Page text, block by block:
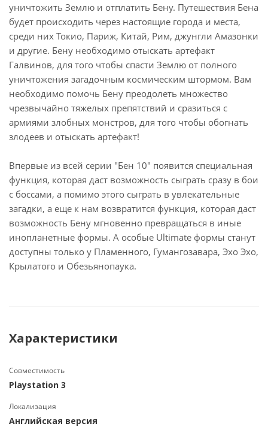
уничтожить Землю и отплатить Бену. Путешествия Бена
будет происходить через настоящие города и места,
среди них Токио, Париж, Китай, Рим, джунгли Амазонки
и другие. Бену необходимо отыскать артефакт
Галвинов, для того чтобы спасти Землю от полного
уничтожения загадочным космическим штормом. Вам
необходимо помочь Бену преодолеть множество
чрезвычайно тяжелых препятствий и сразиться с
армиями злобных монстров, для того чтобы обогнать
злодеев и отыскать артефакт!
Впервые из всей серии "Бен 10" появится специальная
функция, которая даст возможность сыграть сразу в бои
с боссами, а помимо этого сыграть в увлекательные
загадки, а еще к нам возвратится функция, которая даст
возможность Бену мгновенно превращаться в иные
инопланетные формы. А особые Ultimate формы станут
доступны только у Пламенного, Гумангозавара, Эхо Эхо,
Крылатого и Обезьянопаука.
Характеристики
Совместимость
Playstation 3
Локализация
Английская версия